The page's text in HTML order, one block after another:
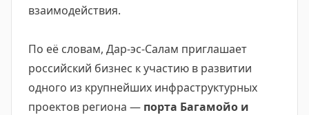
взаимодействия.
По её словам, Дар-эс-Салам приглашает
российский бизнес к участию в развитии
одного из крупнейших инфраструктурных
проектов региона — порта Багамойо и